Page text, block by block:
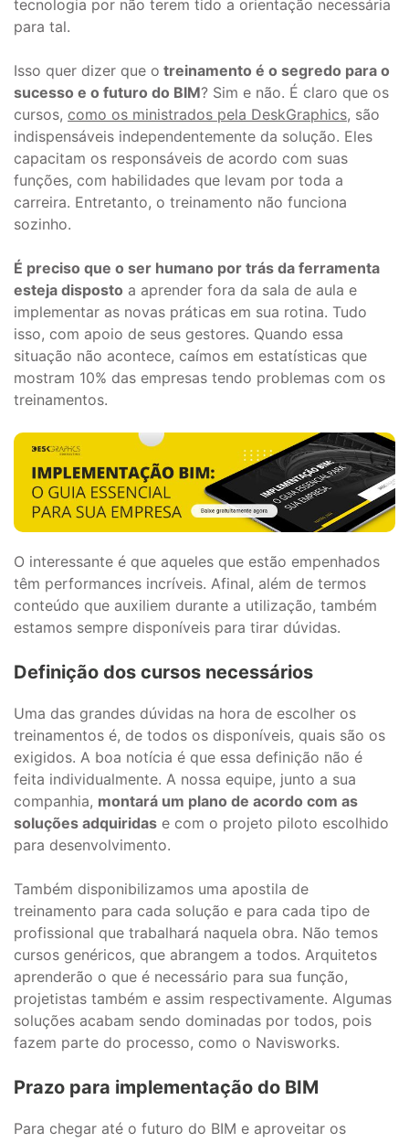
tecnologia por não terem tido a orientação necessária
para tal.
Isso quer dizer que o treinamento é o segredo para o
sucesso e o futuro do BIM? Sim e não. É claro que os
cursos, como os ministrados pela DeskGraphics, são
indispensáveis independentemente da solução. Eles
capacitam os responsáveis de acordo com suas
funções, com habilidades que levam por toda a
carreira. Entretanto, o treinamento não funciona
sozinho.
É preciso que o ser humano por trás da ferramenta
esteja disposto a aprender fora da sala de aula e
implementar as novas práticas em sua rotina. Tudo
isso, com apoio de seus gestores. Quando essa
situação não acontece, caímos em estatísticas que
mostram 10% das empresas tendo problemas com os
treinamentos.
O interessante é que aqueles que estão empenhados
têm performances incríveis. Afinal, além de termos
conteúdo que auxiliem durante a utilização, também
estamos sempre disponíveis para tirar dúvidas.
Definição dos cursos necessários
Uma das grandes dúvidas na hora de escolher os
treinamentos é, de todos os disponíveis, quais são os
exigidos. A boa notícia é que essa definição não é
feita individualmente. A nossa equipe, junto a sua
companhia, montará um plano de acordo com as
soluções adquiridas e com o projeto piloto escolhido
para desenvolvimento.
Também disponibilizamos uma apostila de
treinamento para cada solução e para cada tipo de
profissional que trabalhará naquela obra. Não temos
cursos genéricos, que abrangem a todos. Arquitetos
aprenderão o que é necessário para sua função,
projetistas também e assim respectivamente. Algumas
soluções acabam sendo dominadas por todos, pois
fazem parte do processo, como o Navisworks.
Prazo para implementação do BIM
Para chegar até o futuro do BIM e aproveitar os